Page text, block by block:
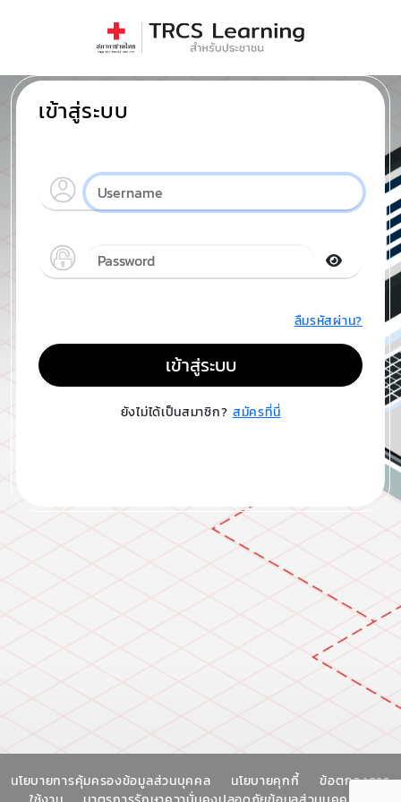
เข้าสู่ระบบ
ลืมรหัสผ่าน?
เข้าสู่ระบบ
ยังไม่ได้เป็นสมาชิก? สมัครที่นี่
นโยบายการคุ้มครองข้อมูลส่วนบุคคล นโยบายคุกกี้
ข้อตกลงการ